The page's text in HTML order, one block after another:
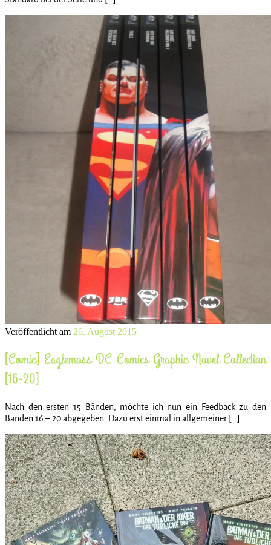
Veröffentlicht am 26. August 2015
[Comic] Eaglemoss DC Comics Graphic Novel Collection
[16-20]
Nach den ersten 15 Bänden, möchte ich nun ein Feedback zu den
Bänden 16 – 20 abgegeben. Dazu erst einmal in allgemeiner […]